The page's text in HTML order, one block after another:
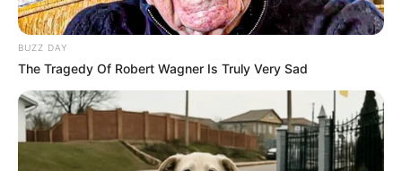
Політика
Спорт
Схеми
BUZZ DAY
The Tragedy Of Robert Wagner Is Truly Very Sad